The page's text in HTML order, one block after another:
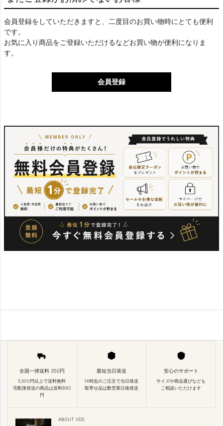
会員登録をしていただきますと、二度目のお買い物時にとても便利
です。
お気に入り商品をご登録いただけるなどお買い物が便利になりま
す。
会員登録
全国一律送料 350円
5,500円以上で送料無料
宅配便発送の商品は送料880
円
最短当日発送
14時迄のご注文で当日発送
取寄せ品は数営業日後発送
安心のサポート
サイズや商品選びなども
ご相談いただけます
ABOUT VDS